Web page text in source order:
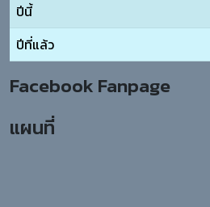
ปีนี้
ปีที่แล้ว
Facebook Fanpage
แผนที่